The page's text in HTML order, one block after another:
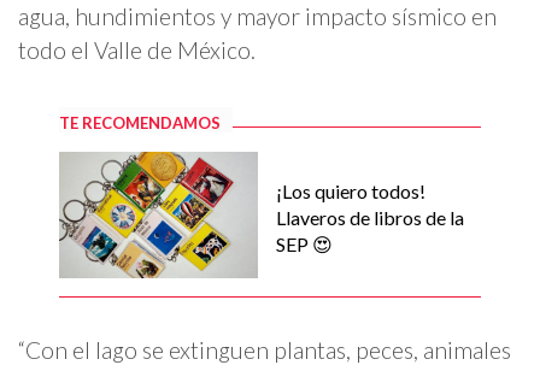
agua, hundimientos y mayor impacto sísmico en
todo el Valle de México.
TE RECOMENDAMOS
¡Los quiero todos!
Llaveros de libros de la
SEP 😍
“Con el lago se extinguen plantas, peces, animales